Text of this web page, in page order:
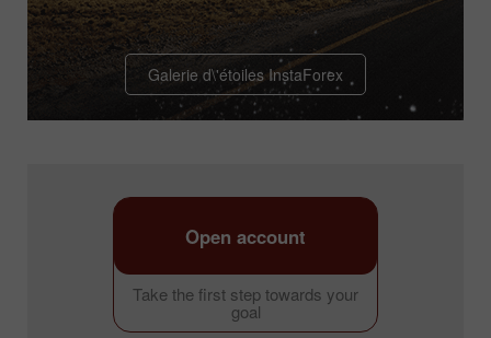
Galerie d\'étoiles InstaForex
Take the first step towards your
goal
Open account